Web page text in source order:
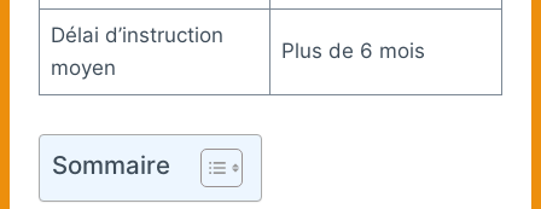
Délai d’instruction
moyen
Plus de 6 mois
Sommaire